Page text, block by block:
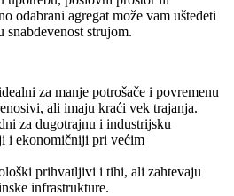
odabrani agregat može vam uštedeti
snabdevenost strujom.
za manje potrošače i povremenu
ali imaju kraći vek trajanja.
za dugotrajnu i industrijsku
i ekonomičniji pri većim
prihvatljivi i tihi, ali zahtevaju
infrastrukture.